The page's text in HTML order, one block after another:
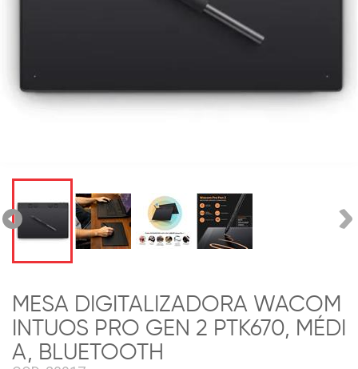
MESA DIGITALIZADORA WACOM
INTUOS PRO GEN 2 PTK670, MÉDI
A, BLUETOOTH